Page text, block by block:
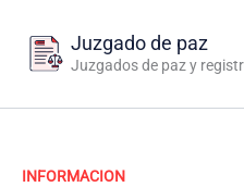
contenido
Juzgado de paz
Juzgados de paz y
INFORMACION